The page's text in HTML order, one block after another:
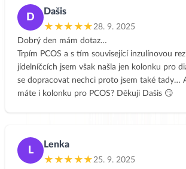
D
Dašis
★★★★★28. 9. 2025
Dobrý den mám dotaz…
Trpím PCOS a s tím související inzulínovou
jídelníčcích jsem však našla jen kolonku pro
se dopracovat nechci proto jsem také tady…
máte i kolonku pro PCOS? Děkuji Dašis 😏
L
Lenka
★★★★★25. 9. 2025